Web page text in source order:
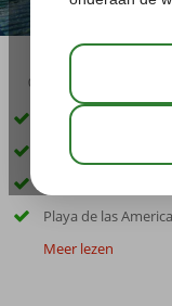
04:20
Luxe 5-sterren
8 zwembaden
Playa de las
Meer lezen